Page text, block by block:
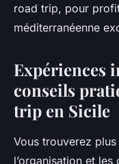
road trip, pour
méditerranéenne
Expériences
conseils
trip en Sicile
Vous trouverez
l’organisation et